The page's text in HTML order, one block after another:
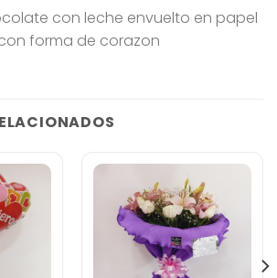
con leche envuelto en papel
forma de corazon